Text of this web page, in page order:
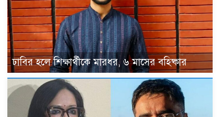
ঢাবির হলে শিক্ষার্থীকে মারধর, ৬ মাসের বহিষ্কার